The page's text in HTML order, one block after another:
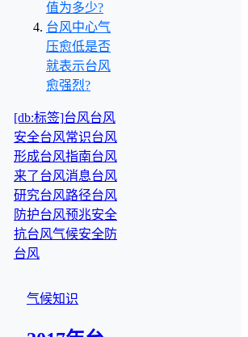
值为多少?
台风中心气
压愈低是否
就表示台风
愈强烈?
[db:标签]台风台风
安全台风常识台风
形成台风指南台风
来了台风消息台风
研究台风路径台风
防护台风预兆安全
抗台风气候安全防
台风
气候知识